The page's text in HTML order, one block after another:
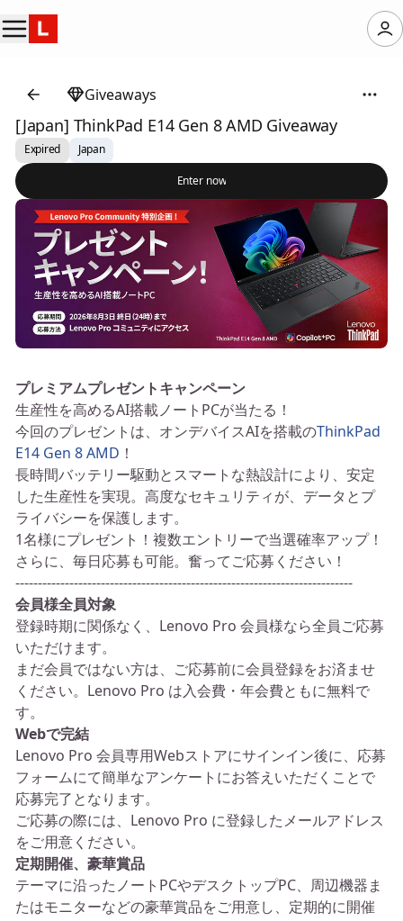
Giveaways
[Japan] ThinkPad E14 Gen 8 AMD Giveaway
Expired Japan
Enter now
プレミアムプレゼントキャンペーン
生産性を高めるAI搭載ノートPCが当たる！
今回のプレゼントは、オンデバイスAIを搭載のThinkPad
E14 Gen 8 AMD ！
長時間バッテリー駆動とスマートな熱設計により、安定
した生産性を実現。高度なセキュリティが、データとプ
ライバシーを保護します。
1名様にプレゼント！複数エントリーで当選確率アップ！
さらに、毎日応募も可能。奮ってご応募ください！
---------------------------------------------------------------------------
会員様全員対象
登録時期に関係なく、Lenovo Pro 会員様なら全員ご応募
いただけます。
まだ会員ではない方は、ご応募前に会員登録をお済ませ
ください。Lenovo Pro は入会費・年会費ともに無料で
す。
Webで完結
Lenovo Pro 会員専用Webストアにサインイン後に、応募
フォームにて簡単なアンケートにお答えいただくことで
応募完了となります。
ご応募の際には、Lenovo Pro に登録したメールアドレス
をご用意ください。
定期開催、豪華賞品
テーマに沿ったノートPCやデスクトップPC、周辺機器ま
たはモニターなどの豪華賞品をご用意し、定期的に開催